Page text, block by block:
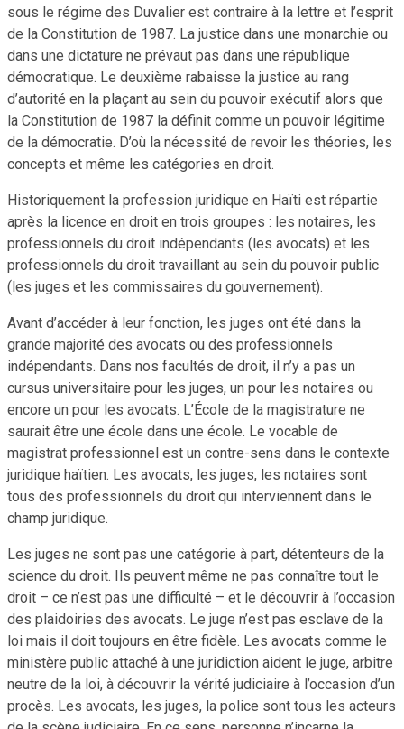
sous le régime des Duvalier est contraire à la lettre et l’esprit
de la Constitution de 1987. La justice dans une monarchie ou
dans une dictature ne prévaut pas dans une république
démocratique. Le deuxième rabaisse la justice au rang
d’autorité en la plaçant au sein du pouvoir exécutif alors que
la Constitution de 1987 la définit comme un pouvoir légitime
de la démocratie. D’où la nécessité de revoir les théories, les
concepts et même les catégories en droit.
Historiquement la profession juridique en Haïti est répartie
après la licence en droit en trois groupes : les notaires, les
professionnels du droit indépendants (les avocats) et les
professionnels du droit travaillant au sein du pouvoir public
(les juges et les commissaires du gouvernement).
Avant d’accéder à leur fonction, les juges ont été dans la
grande majorité des avocats ou des professionnels
indépendants. Dans nos facultés de droit, il n’y a pas un
cursus universitaire pour les juges, un pour les notaires ou
encore un pour les avocats. L’École de la magistrature ne
saurait être une école dans une école. Le vocable de
magistrat professionnel est un contre-sens dans le contexte
juridique haïtien. Les avocats, les juges, les notaires sont
tous des professionnels du droit qui interviennent dans le
champ juridique.
Les juges ne sont pas une catégorie à part, détenteurs de la
science du droit. Ils peuvent même ne pas connaître tout le
droit – ce n’est pas une difficulté – et le découvrir à l’occasion
des plaidoiries des avocats. Le juge n’est pas esclave de la
loi mais il doit toujours en être fidèle. Les avocats comme le
ministère public attaché à une juridiction aident le juge, arbitre
neutre de la loi, à découvrir la vérité judiciaire à l’occasion d’un
procès. Les avocats, les juges, la police sont tous les acteurs